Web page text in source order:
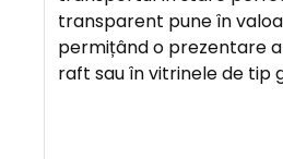
Etransparent pune în
permițând o prezentare
raft sau în vitrinele de tip